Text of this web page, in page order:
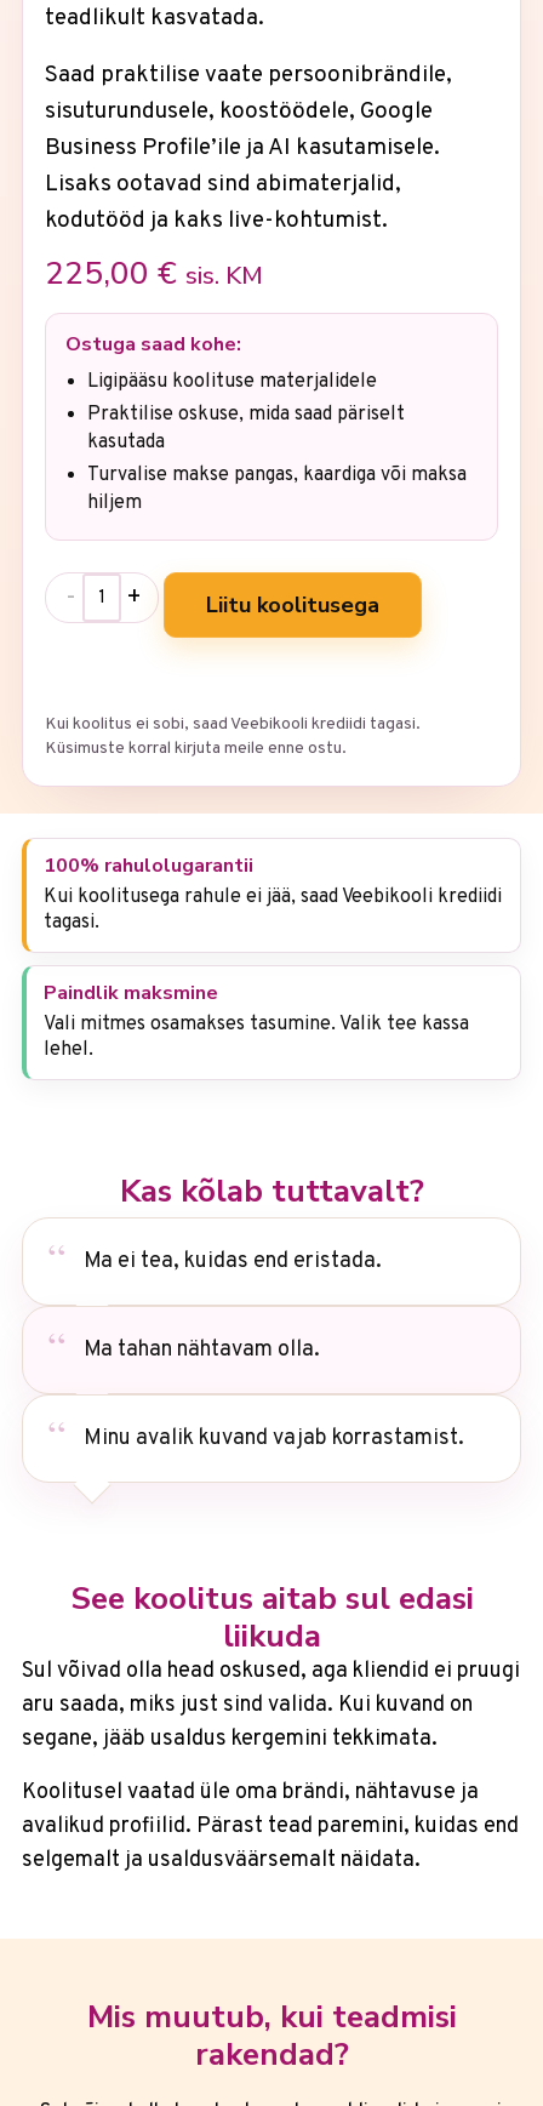
teadlikult kasvatada.
Saad praktilise vaate persoonibrändile,
sisuturundusele, koostöödele, Google
Business Profile’ile ja AI kasutamisele.
Lisaks ootavad sind abimaterjalid,
kodutööd ja kaks live-kohtumist.
225,00 € sis. KM
Ostuga saad kohe:
Ligipääsu koolituse materjalidele
Praktilise oskuse, mida saad päriselt
kasutada
Turvalise makse pangas, kaardiga või maksa
hiljem
- + Liitu koolitusega
Kui koolitus ei sobi, saad Veebikooli krediidi tagasi.
Küsimuste korral kirjuta meile enne ostu.
100% rahulolugarantii
Kui koolitusega rahule ei jää, saad Veebikooli krediidi
tagasi.
Paindlik maksmine
Vali mitmes osamakses tasumine. Valik tee kassa
lehel.
Kas kõlab tuttavalt?
Ma ei tea, kuidas end eristada.
Ma tahan nähtavam olla.
Minu avalik kuvand vajab korrastamist.
See koolitus aitab sul edasi
liikuda
Sul võivad olla head oskused, aga kliendid ei pruugi
aru saada, miks just sind valida. Kui kuvand on
segane, jääb usaldus kergemini tekkimata.
Koolitusel vaatad üle oma brändi, nähtavuse ja
avalikud profiilid. Pärast tead paremini, kuidas end
selgemalt ja usaldusväärsemalt näidata.
Mis muutub, kui teadmisi
rakendad?